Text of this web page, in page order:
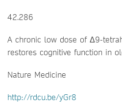
42.286
A chronic low dose of Δ9-
restores cognitive function in
Nature Medicine
http://rdcu.be/yGr8